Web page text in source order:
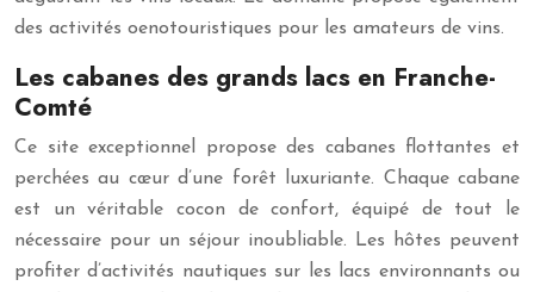
des activités oenotouristiques pour les amateurs de vins.
Les cabanes des grands lacs en Franche-
Comté
Ce site exceptionnel propose des cabanes flottantes et
perchées au cœur d’une forêt luxuriante. Chaque cabane
est un véritable cocon de confort, équipé de tout le
nécessaire pour un séjour inoubliable. Les hôtes peuvent
profiter d’activités nautiques sur les lacs environnants ou